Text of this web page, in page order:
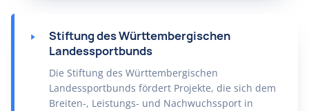
Stiftung des Württembergischen
Landessportbunds
Die Stiftung des Württembergischen
Landessportbunds fördert Projekte, die sich dem
Breiten-, Leistungs- und Nachwuchssport in